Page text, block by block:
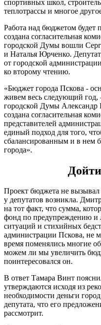
спортивных школ,
теплотрассы и многое
Работа над бюджетом будет
создана согласительная
городской Думы вошли
и Наталья Юрченко.
от городской
ко второму чтению.
«Бюджет города Пскова -
живем весь следующий год,
городской Думы Александр
создана согласительная
представителей
единый подход для того,
сбалансированным и в нем
города».
Проект бюджета не вызывал
у депутатов возникла.
на тот факт, что сумма,
фонд по предупреждению и
ситуаций и стихийных
администрации Пскова, не
время поменялись многие
можем ли мы увеличить
поинтересовался он.
В ответ Тамара Винт
утверждаются исходя из
необходимости деньги
депутата, что его
рассмотрит.